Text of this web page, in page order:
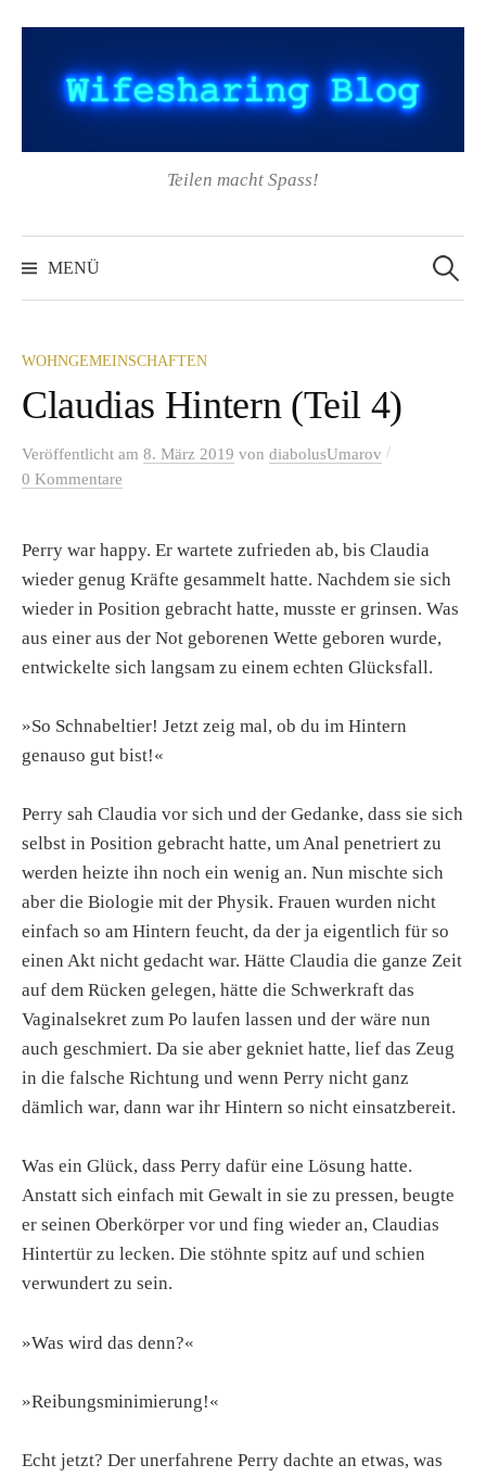
Inhalt
Teilen macht Spass!
MENÜ
nach:
WOHNGEMEINSCHAFTEN
Claudias Hintern (Teil 4)
Veröffentlicht am 8. März 2019 von diabolusUmarov /
0 Kommentare
Perry war happy. Er wartete zufrieden ab, bis Claudia
wieder genug Kräfte gesammelt hatte. Nachdem sie sich
wieder in Position gebracht hatte, musste er grinsen. Was
aus einer aus der Not geborenen Wette geboren wurde,
entwickelte sich langsam zu einem echten Glücksfall.
»So Schnabeltier! Jetzt zeig mal, ob du im Hintern
genauso gut bist!«
Perry sah Claudia vor sich und der Gedanke, dass sie sich
selbst in Position gebracht hatte, um Anal penetriert zu
werden heizte ihn noch ein wenig an. Nun mischte sich
aber die Biologie mit der Physik. Frauen wurden nicht
einfach so am Hintern feucht, da der ja eigentlich für so
einen Akt nicht gedacht war. Hätte Claudia die ganze Zeit
auf dem Rücken gelegen, hätte die Schwerkraft das
Vaginalsekret zum Po laufen lassen und der wäre nun
auch geschmiert. Da sie aber gekniet hatte, lief das Zeug
in die falsche Richtung und wenn Perry nicht ganz
dämlich war, dann war ihr Hintern so nicht einsatzbereit.
Was ein Glück, dass Perry dafür eine Lösung hatte.
Anstatt sich einfach mit Gewalt in sie zu pressen, beugte
er seinen Oberkörper vor und fing wieder an, Claudias
Hintertür zu lecken. Die stöhnte spitz auf und schien
verwundert zu sein.
»Was wird das denn?«
»Reibungsminimierung!«
Echt jetzt? Der unerfahrene Perry dachte an etwas, was